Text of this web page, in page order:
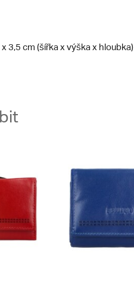
3,5 cm (šířka x výška x hloubka)